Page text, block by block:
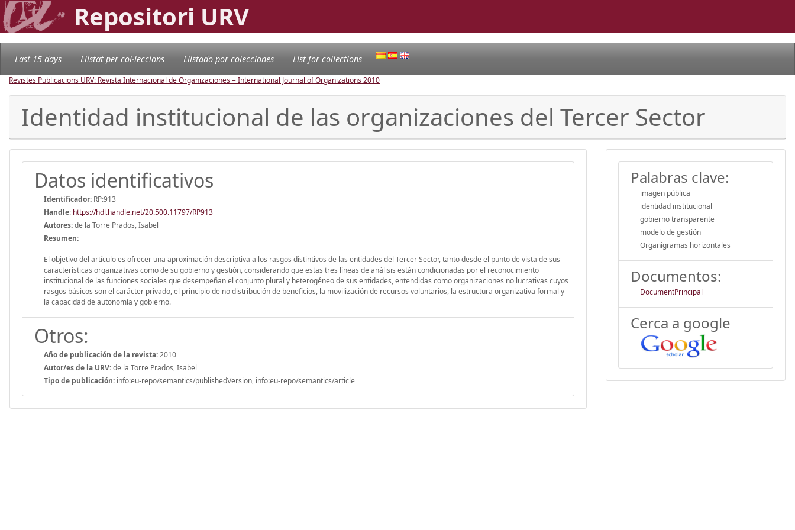
Repositori URV
Last 15 days Llistat per col·leccions Llistado por colecciones List for collections
Revistes Publicacions URV: Revista Internacional de Organizaciones = International Journal of Organizations2010
Identidad institucional de las organizaciones del Tercer Sector
Datos identificativos
Identificador: RP:913
Handle: https://hdl.handle.net/20.500.11797/RP913
Autores:de la Torre Prados, Isabel
Resumen:
El objetivo del artículo es ofrecer una aproximación descriptiva a los rasgos distintivos de las entidades del Tercer Sector, tanto desde el punto de vista de sus
características organizativas como de su gobierno y gestión, considerando que estas tres líneas de análisis están condicionadas por el reconocimiento
institucional de las funciones sociales que desempeñan el conjunto plural y heterogéneo de sus entidades, entendidas como organizaciones no lucrativas cuyos
rasgos básicos son el carácter privado, el principio de no distribución de beneficios, la movilización de recursos voluntarios, la estructura organizativa formal y
la capacidad de autonomía y gobierno.
Otros:
Año de publicación de la revista:2010
Autor/es de la URV:de la Torre Prados, Isabel
Tipo de publicación: info:eu-repo/semantics/publishedVersion, info:eu-repo/semantics/article
Palabras clave:
imagen pública
identidad institucional
gobierno transparente
modelo de gestión
Organigramas horizontales
Documentos:
DocumentPrincipal
Cerca a google